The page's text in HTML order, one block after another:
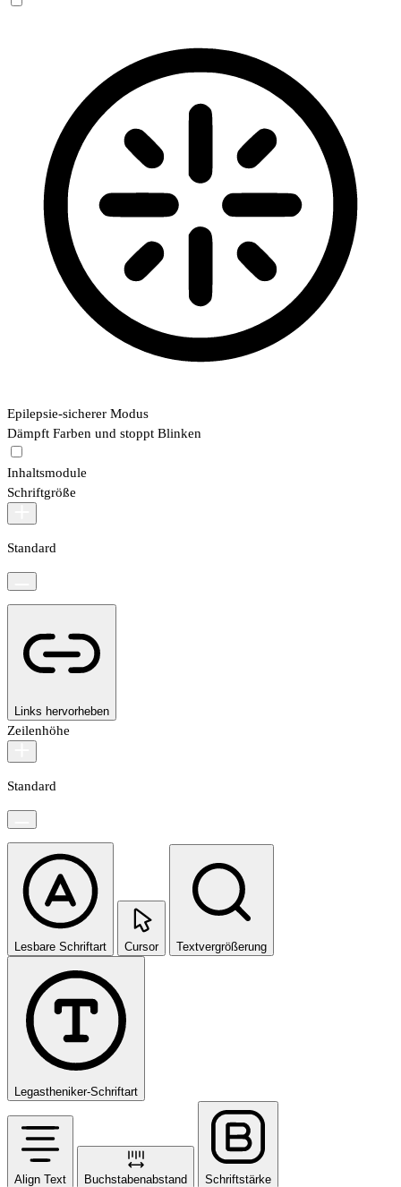
Epilepsie-sicherer Modus
Dämpft Farben und stoppt Blinken
Inhaltsmodule
Schriftgröße
Standard
Links hervorheben
Zeilenhöhe
Standard
Lesbare Schriftart Cursor Textvergrößerung
Legastheniker-Schriftart
Align Text Buchstabenabstand Schriftstärke